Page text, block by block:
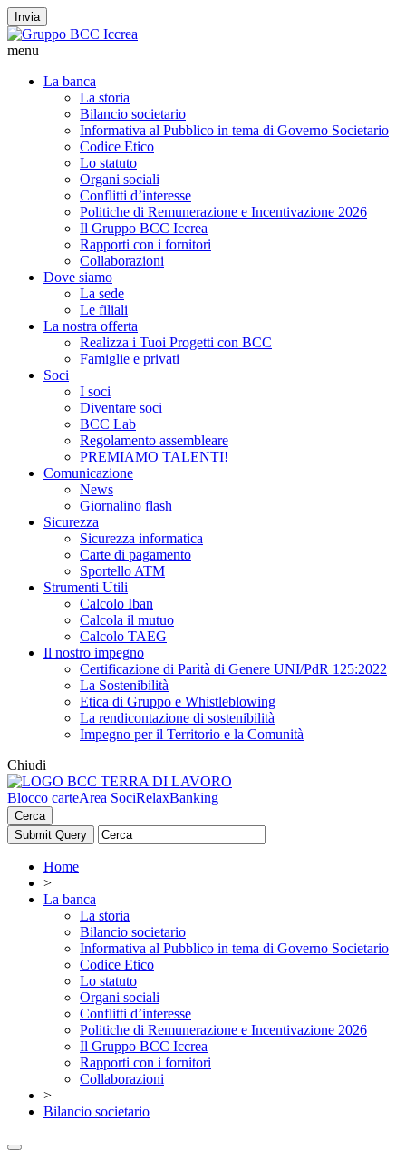
Invia
menu
La banca
La storia
Bilancio societario
Informativa al Pubblico in tema di Governo Societario
Codice Etico
Lo statuto
Organi sociali
Conflitti d’interesse
Politiche di Remunerazione e Incentivazione 2026
Il Gruppo BCC Iccrea
Rapporti con i fornitori
Collaborazioni
Dove siamo
La sede
Le filiali
La nostra offerta
Realizza i Tuoi Progetti con BCC
Famiglie e privati
Soci
I soci
Diventare soci
BCC Lab
Regolamento assembleare
PREMIAMO TALENTI!
Comunicazione
News
Giornalino flash
Sicurezza
Sicurezza informatica
Carte di pagamento
Sportello ATM
Strumenti Utili
Calcolo Iban
Calcola il mutuo
Calcolo TAEG
Il nostro impegno
Certificazione di Parità di Genere UNI/PdR 125:2022
La Sostenibilità
Etica di Gruppo e Whistleblowing
La rendicontazione di sostenibilità
Impegno per il Territorio e la Comunità
Chiudi
Blocco carteArea SociRelaxBanking
Cerca
Home
>
La banca
La storia
Bilancio societario
Informativa al Pubblico in tema di Governo Societario
Codice Etico
Lo statuto
Organi sociali
Conflitti d’interesse
Politiche di Remunerazione e Incentivazione 2026
Il Gruppo BCC Iccrea
Rapporti con i fornitori
Collaborazioni
>
Bilancio societario